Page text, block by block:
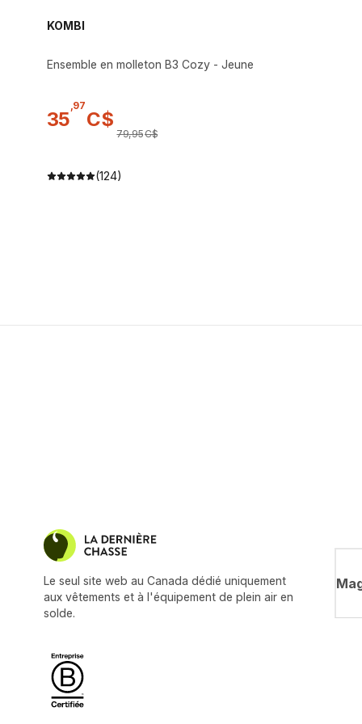
KOMBI
Ensemble en molleton B3 Cozy - Jeune
35
97
C$
79,95C$
(124)
Le seul site web au Canada dédié uniquement
aux vêtements et à l'équipement de plein air en
solde.